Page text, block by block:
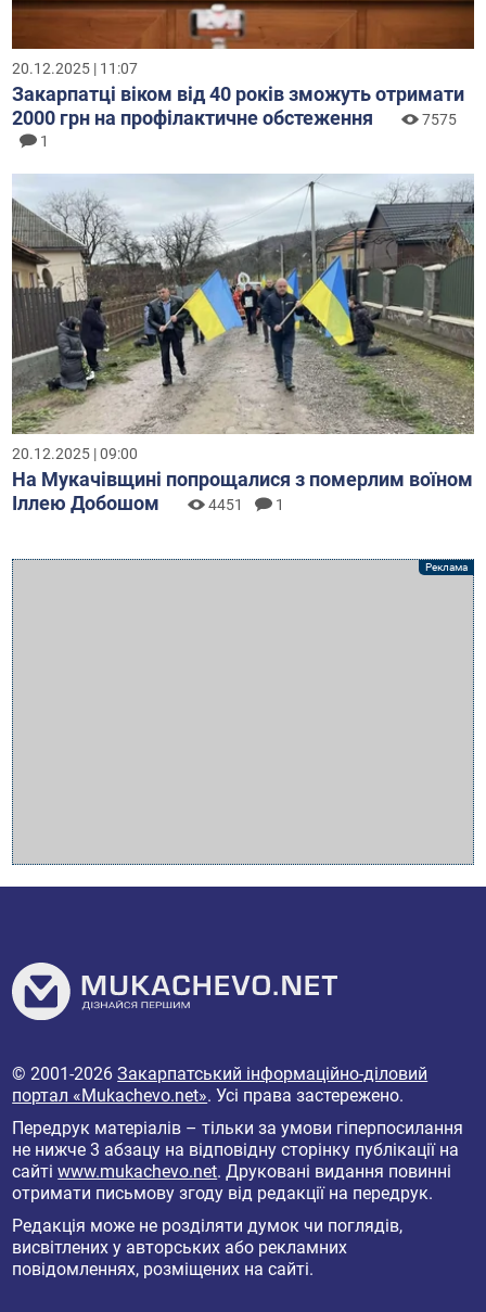
20.12.2025 | 11:07
Закарпатці віком від 40 років зможуть отримати
2000 грн на профілактичне обстеження
7575
1
20.12.2025 | 09:00
На Мукачівщині попрощалися з померлим воїном
Іллею Добошом
4451 1
© 2001-2026Закарпатський інформаційно-діловий
портал «Mukachevo.net». Усі права застережено.
Передрук матеріалів – тільки за умови гіперпосилання
не нижче 3 абзацу на відповідну сторінку публікації на
сайтіwww.mukachevo.net. Друковані видання повинні
отримати письмову згоду від редакції на передрук.
Редакція може не розділяти думок чи поглядів,
висвітлених у авторських або рекламних
повідомленнях, розміщених на сайті.